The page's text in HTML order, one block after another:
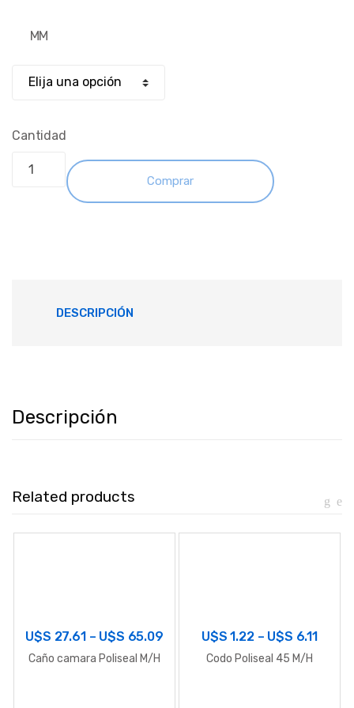
MM
Cantidad
Comprar
DESCRIPCIÓN
Descripción
Related products
U$S 27.61 – U$S 65.09
Caño camara Poliseal M/H
U$S1.22– U$S 6.11
Codo Poliseal 45 M/H